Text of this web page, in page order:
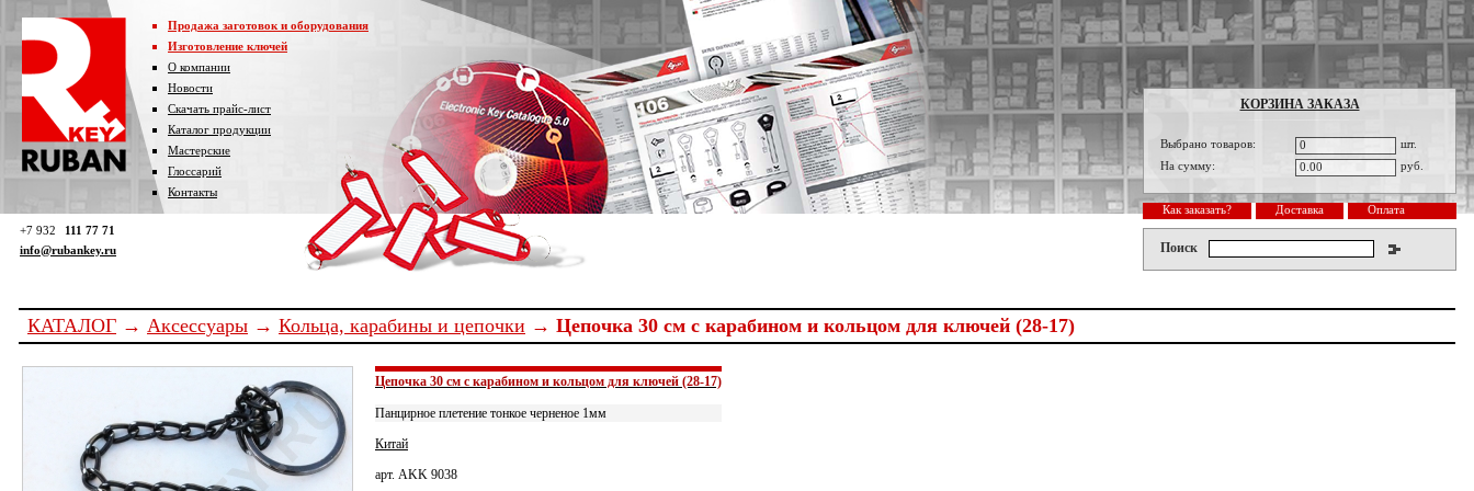
+7 932
111 77 71
info@rubankey.ru
Продажа заготовок и оборудования
Изготовление ключей
О компании
Новости
Скачать прайс-лист
Каталог продукции
Мастерские
Глоссарий
Контакты
КОРЗИНА ЗАКАЗА
Выбрано товаров: 0
шт.
На сумму:
0.00 руб.
Как заказать? Доставка Оплата
Поиск
КАТАЛОГ → Аксессуары → Кольца, карабины и цепочки → Цепочка 30 см с карабином и кольцом для ключей (28-17)
Цепочка 30 см с карабином и кольцом для ключей (28-17)
Панцирное плетение тонкое черненое 1мм
Китай
арт. AKK 9038